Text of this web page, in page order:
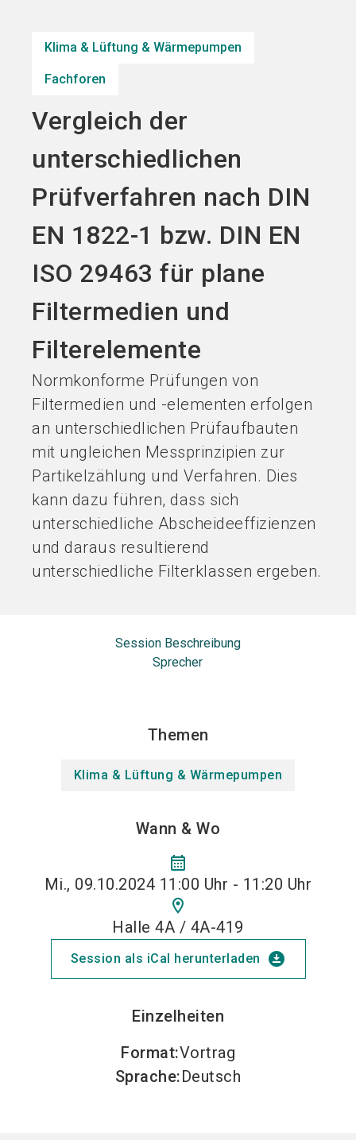
Klima & Lüftung & Wärmepumpen
Fachforen
Vergleich der
unterschiedlichen
Prüfverfahren nach DIN
EN 1822-1 bzw. DIN EN
ISO 29463 für plane
Filtermedien und
Filterelemente
Normkonforme Prüfungen von
Filtermedien und -elementen erfolgen
an unterschiedlichen Prüfaufbauten
mit ungleichen Messprinzipien zur
Partikelzählung und Verfahren. Dies
kann dazu führen, dass sich
unterschiedliche Abscheideeffizienzen
und daraus resultierend
unterschiedliche Filterklassen ergeben.
Session Beschreibung
Sprecher
Themen
Klima & Lüftung & Wärmepumpen
Wann & Wo
calendar_month
Mi., 09.10.2024 11:00 Uhr - 11:20 Uhr
location_on
Halle 4A / 4A-419
Session als iCal herunterladen download_for_offline
Einzelheiten
Format:Vortrag
Sprache:Deutsch